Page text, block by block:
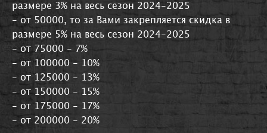
размере 3% на весь сезон 2024-2025
- от 50000, то за Вами закрепляется скидка в
размере 5% на весь сезон 2024-2025
- от 75000 - 7%
- от 100000 - 10%
- от 125000 - 13%
- от 150000 - 15%
- от 175000 - 17%
- от 200000 - 20%